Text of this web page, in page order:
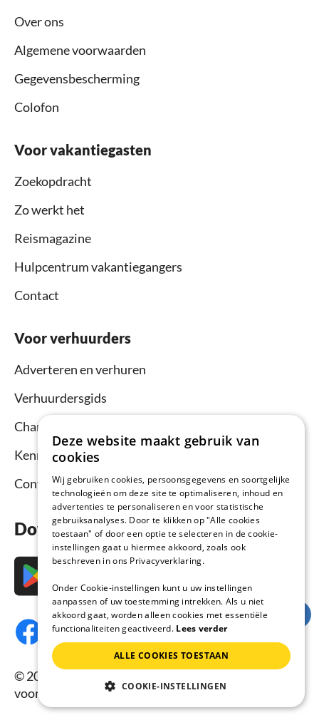
Over ons
Algemene voorwaarden
Gegevensbescherming
Colofon
Voor vakantiegasten
Zoekopdracht
Zo werkt het
Reismagazine
Hulpcentrum vakantiegangers
Contact
Voor verhuurders
Adverteren en verhuren
Verhuurdersgids
Channel Manager
Kennisbank verhuurders
Contact
Download nu de app
© 2026 Vakantiehuisnu.nl, Alle rechten
voorbehouden.
Deze website maakt gebruik van
cookies
Wij gebruiken cookies, persoonsgegevens en soortgelijke
technologieën om deze site te optimaliseren, inhoud en
advertenties te personaliseren en voor statistische
gebruiksanalyses. Door te klikken op "Alle cookies
toestaan" of door een optie te selecteren in de cookie-
instellingen gaat u hiermee akkoord, zoals ook
beschreven in ons Privacyverklaring.
Onder Cookie-instellingen kunt u uw instellingen
aanpassen of uw toestemming intrekken. Als u niet
akkoord gaat, worden alleen cookies met essentiële
functionaliteiten geactiveerd. Lees verder
ALLE COOKIES TOESTAAN
COOKIE-INSTELLINGEN